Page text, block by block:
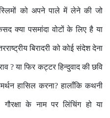
को अपने पाले में लेने की जो
क्या पसमांदा वोटों के लिए है या
बिरादरी को कोई संदेश देना
? या फिर कट्टर हिन्दुवाद की छवि
हासिल करना? हालाँकि कथनी
के नाम पर लिंचिंग हो या